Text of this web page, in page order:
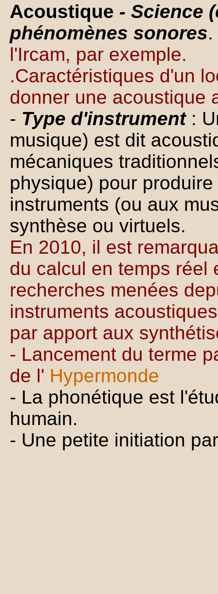
Acoustique - Science
phénomènes sonores.
l'Ircam, par exemple.
.Caractéristiques d'un
donner une acoustique
- Type d'instrument :
musique) est dit
mécaniques
physique) pour
instruments (ou aux
synthèse ou virtuels.
En 2010, il est
du calcul en temps réel
recherches menées
instruments
par apport aux
- Lancement du terme
de l' Hypermonde
- La phonétique est
humain.
- Une petite initiation